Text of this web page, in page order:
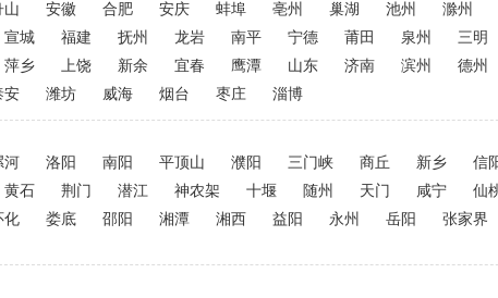
山 安徽 合肥 安庆 蚌埠 亳州 巢湖 池州 滁州
宣城 福建 抚州 龙岩 南平 宁德 莆田 泉州 三明
萍乡 上饶 新余 宜春 鹰潭 山东 济南 滨州 德州
安 潍坊 威海 烟台 枣庄 淄博
河 洛阳 南阳 平顶山 濮阳 三门峡 商丘 新乡 信
黄石 荆门 潜江 神农架 十堰 随州 天门 咸宁 仙
化 娄底 邵阳 湘潭 湘西 益阳 永州 岳阳 张家界